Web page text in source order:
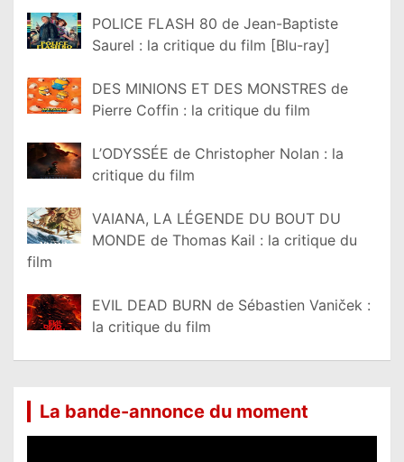
POLICE FLASH 80 de Jean-Baptiste
Saurel : la critique du film [Blu-ray]
DES MINIONS ET DES MONSTRES de
Pierre Coffin : la critique du film
L’ODYSSÉE de Christopher Nolan : la
critique du film
VAIANA, LA LÉGENDE DU BOUT DU
MONDE de Thomas Kail : la critique du
film
EVIL DEAD BURN de Sébastien Vaniček :
la critique du film
La bande-annonce du moment